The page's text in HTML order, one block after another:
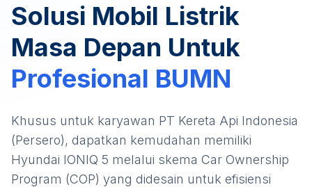
Solusi Mobil Listrik
Masa Depan Untuk
Profesional BUMN
Khusus untuk karyawan PT Kereta Api Indonesia
(Persero), dapatkan kemudahan memiliki
Hyundai IONIQ 5 melalui skema Car Ownership
Program (COP) yang didesain untuk efisiensi